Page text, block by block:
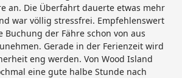
an. Die Überfahrt dauerte etwas mehr
war völlig stressfrei. Empfehlenswert
Buchung der Fähre schon von aus
Gerade in der Ferienzeit wird
eng werden. Von Wood Island
eine gute halbe Stunde nach